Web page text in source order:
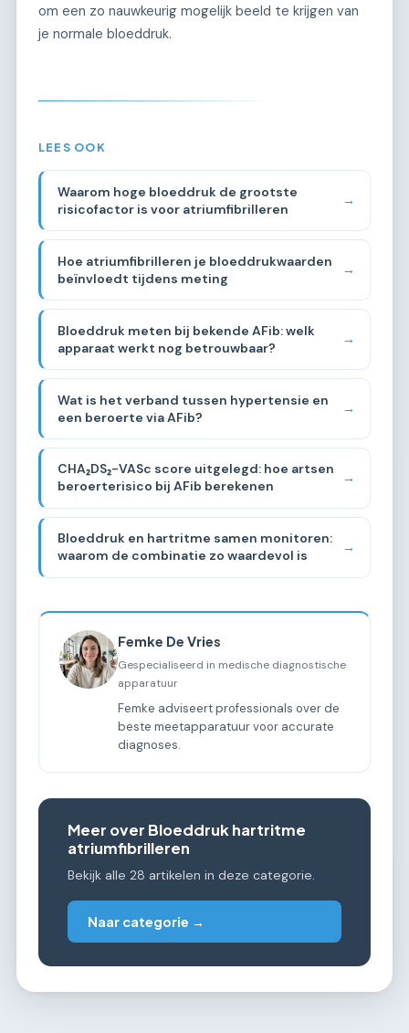
om een zo nauwkeurig mogelijk beeld te krijgen van
je normale bloeddruk.
LEES OOK
Waarom hoge bloeddruk de grootste
risicofactor is voor atriumfibrilleren
→
Hoe atriumfibrilleren je bloeddrukwaarden
beïnvloedt tijdens meting
→
Bloeddruk meten bij bekende AFib: welk
apparaat werkt nog betrouwbaar?
→
Wat is het verband tussen hypertensie en
een beroerte via AFib?
→
CHA₂DS₂-VASc score uitgelegd: hoe artsen
beroerterisico bij AFib berekenen
→
Bloeddruk en hartritme samen monitoren:
waarom de combinatie zo waardevol is
→
Femke De Vries
Gespecialiseerd in medische diagnostische
apparatuur
Femke adviseert professionals over de
beste meetapparatuur voor accurate
diagnoses.
Meer over Bloeddruk hartritme
atriumfibrilleren
Bekijk alle 28 artikelen in deze categorie.
Naar categorie →